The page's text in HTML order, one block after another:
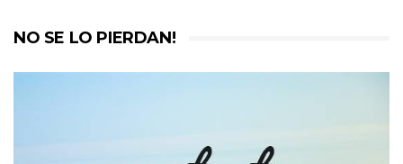
NO SE LO PIERDAN!